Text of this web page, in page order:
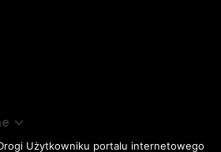
Użytkowniku portalu internetowego